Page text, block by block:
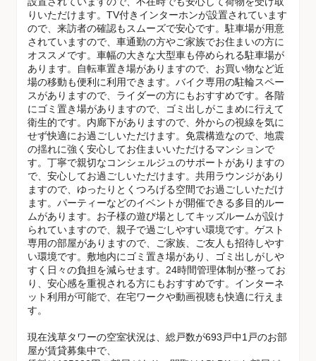
りいただけます。TV付きインターホンが設置されています
ので、来訪者の確認もスムーズで安心です。駐車場が用意
されていますので、車通勤の方やご家族でお住まいの方に
オススメです。車幅の大きな大型車も停められる駐車場が
あります。自転車置き場がありますので、お買い物など近
場の移動も便利に利用できます。バイク専用の駐輪スペー
スがありますので、ライダーの方にもおすすめです。各階
にゴミ置き場がありますので、ゴミ出しがこまめに行えて
衛生的です。内廊下がありますので、外からの視線を気に
せず快適にお過ごしいただけます。免震構造なので、地震
の揺れに強く安心してお住まいいただけるマンションで
す。丁寧で親切なコンシェルジュのサポートがありますの
で、安心してお過ごしいただけます。共用ラウンジがあり
ますので、ゆったりとくつろげる空間でお過ごしいただけ
ます。パーティーなどのイベントが開催できる多目的ルー
ムがあります。お子様の遊び場としてキッズルームが設け
られていますので、親子で過ごしやすい環境です。ゲスト
専用の部屋がありますので、ご家族、ご友人も招待しやす
い環境です。敷地内にゴミ置き場があり、ゴミ出しがしや
すく日々の負担を減らせます。24時間管理体制が整ってお
り、安心感を重視される方にもおすすめです。インターネ
ット利用が可能で、在宅ワークや動画視聴も快適に行えま
す。
現在浅草タワーの空室状況は、総戸数が693戸中1戸のお部
屋が賃貸募集中で、